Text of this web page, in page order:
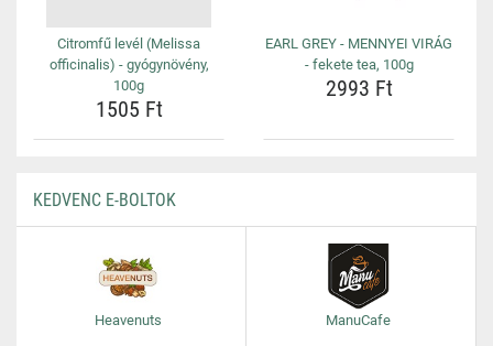
Citromfű levél (Melissa
officinalis) - gyógynövény,
100g
1505 Ft
EARL GREY - MENNYEI VIRÁG
- fekete tea, 100g
2993 Ft
KEDVENC E-BOLTOK
Heavenuts ManuCafe